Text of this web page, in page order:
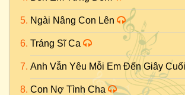
Ngài Nâng Con Lên
Tráng Sĩ Ca
Anh Vẫn Yêu Mỗi Em Đến Giây
Con Nợ Tình Cha